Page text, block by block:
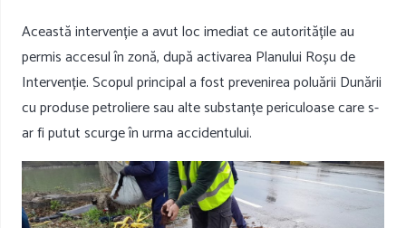
Această intervenție a avut loc imediat ce autoritățile au
permis accesul în zonă, după activarea Planului Roșu de
Intervenție. Scopul principal a fost prevenirea poluării Dunării
cu produse petroliere sau alte substanțe periculoase care s-
ar fi putut scurge în urma accidentului.